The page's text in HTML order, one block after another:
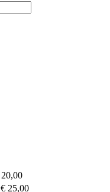
20,00
€ 25,00